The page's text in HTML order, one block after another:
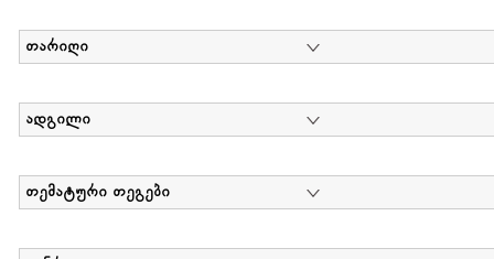
თარიღი
ადგილი
თემატური თეგები